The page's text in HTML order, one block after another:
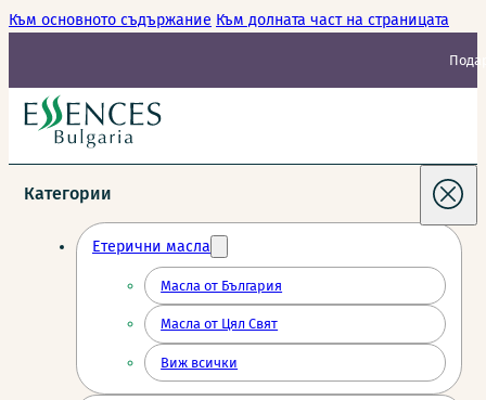
Към основното съдържание Към долната част на страницата
Категории
Етерични масла
Масла от България
Масла от Цял Свят
Виж всички